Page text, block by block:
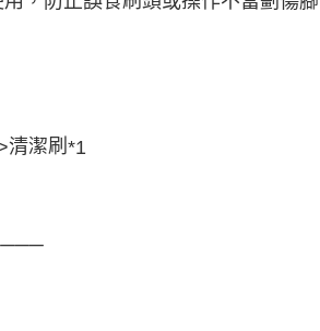
清潔刷*1